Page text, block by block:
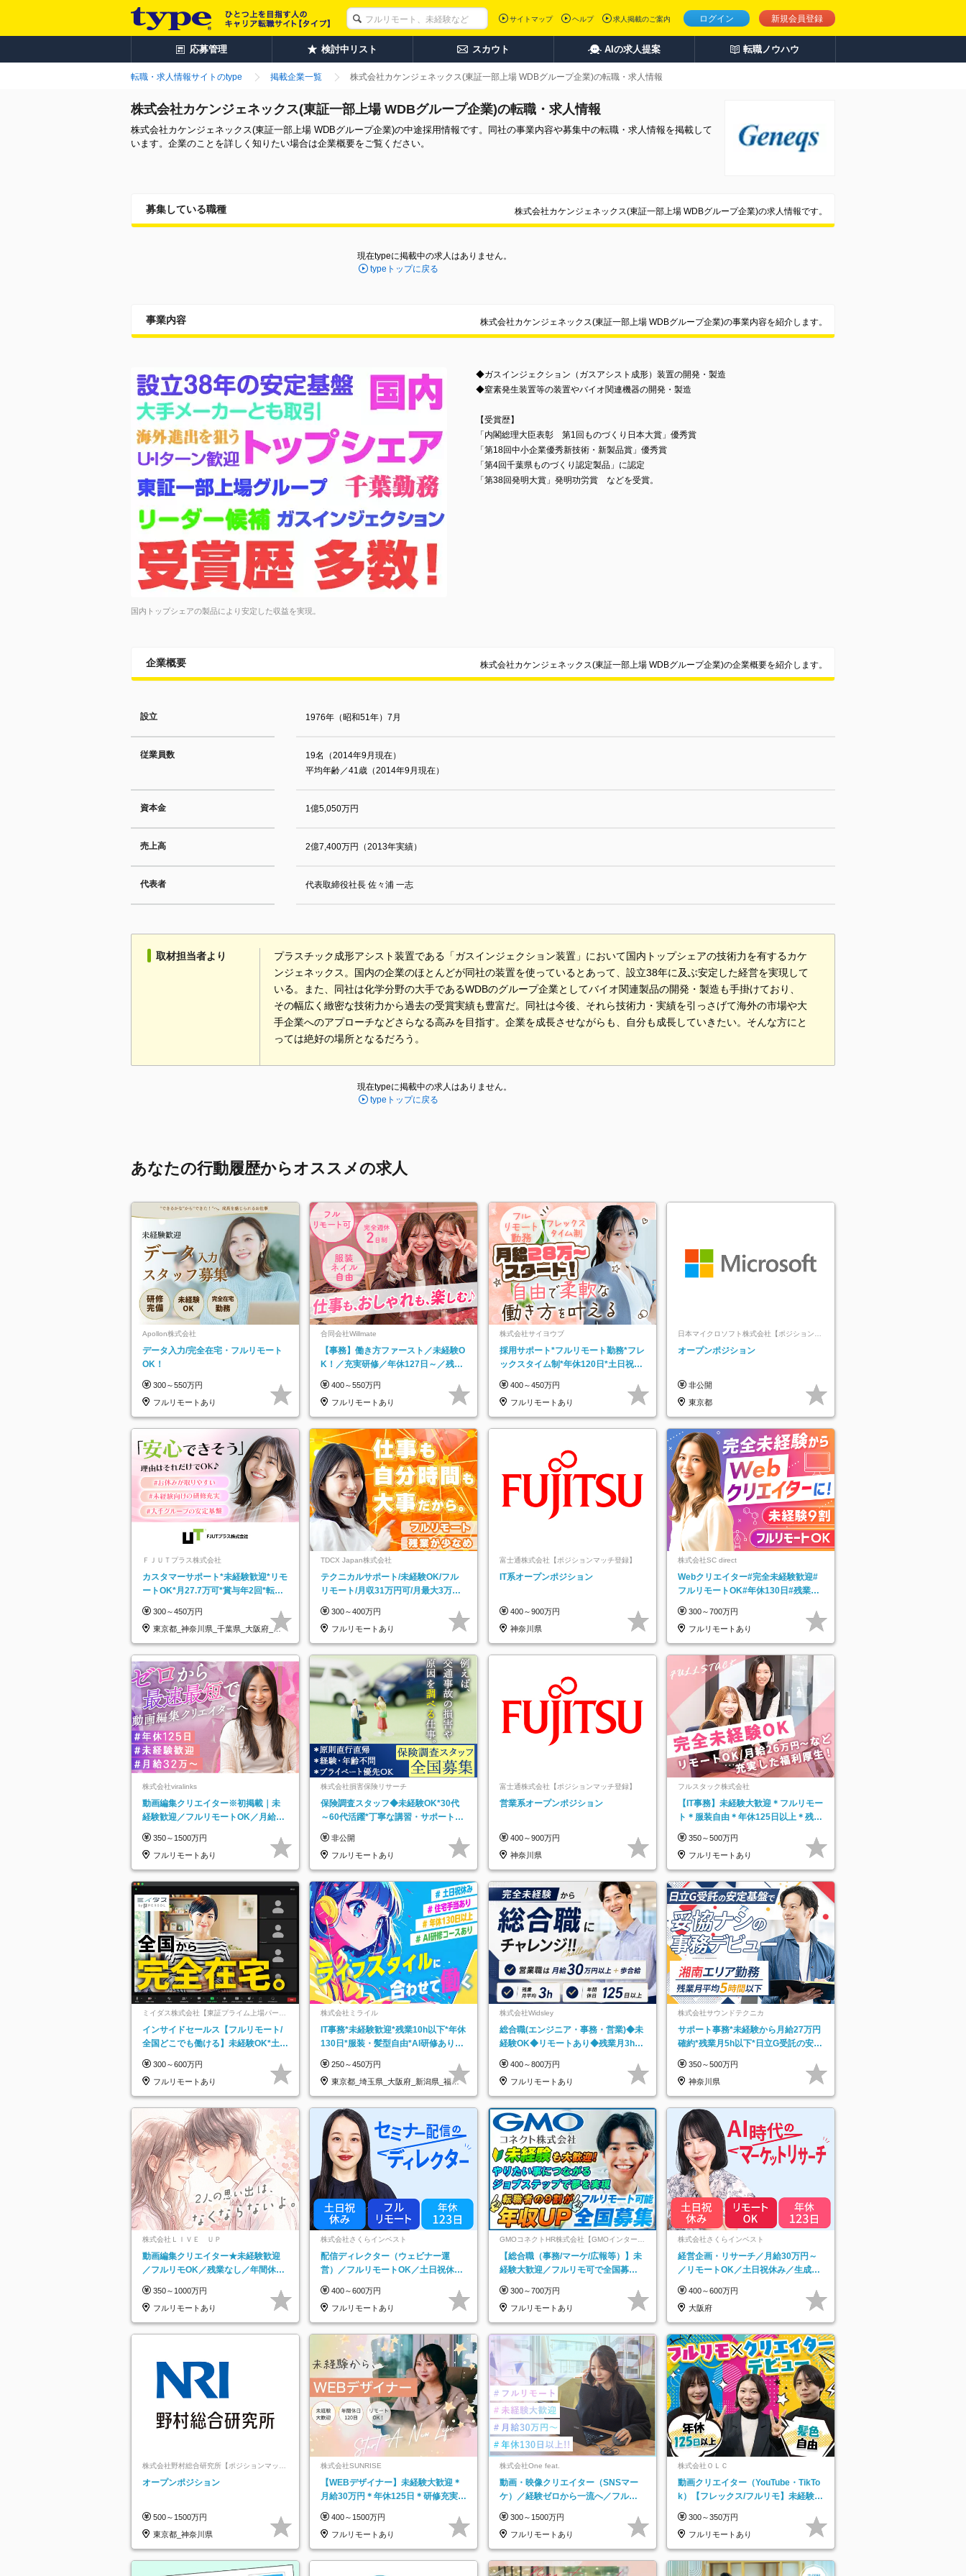
ログイン 新規会員登録
サイトマップ ヘルプ 求人掲載のご案内
応募管理 検討中リスト スカウト AIの求人提案 転職ノウハウ
転職・求人情報サイトのtype 掲載企業一覧 株式会社カケンジェネックス(東証一部上場 WDBグループ企業)の転職・求人情報
株式会社カケンジェネックス(東証一部上場 WDBグループ企業)の転職・求人情報
株式会社カケンジェネックス(東証一部上場 WDBグループ企業)の中途採用情報です。同社の事業内容や募集中の転職・求人情報を掲載して
います。企業のことを詳しく知りたい場合は企業概要をご覧ください。
募集している職種 株式会社カケンジェネックス(東証一部上場 WDBグループ企業)の求人情報です。
現在typeに掲載中の求人はありません。
typeトップに戻る
事業内容 株式会社カケンジェネックス(東証一部上場 WDBグループ企業)の事業内容を紹介します。
国内トップシェアの製品により安定した収益を実現。
◆ガスインジェクション（ガスアシスト成形）装置の開発・製造
◆窒素発生装置等の装置やバイオ関連機器の開発・製造
【受賞歴】
「内閣総理大臣表彰 第1回ものづくり日本大賞」優秀賞
「第18回中小企業優秀新技術・新製品賞」優秀賞
「第4回千葉県ものづくり認定製品」に認定
「第38回発明大賞」発明功労賞 などを受賞。
企業概要 株式会社カケンジェネックス(東証一部上場 WDBグループ企業)の企業概要を紹介します。
設立 1976年（昭和51年）7月
従業員数
19名（2014年9月現在）
平均年齢／41歳（2014年9月現在）
資本金 1億5,050万円
売上高 2億7,400万円（2013年実績）
代表者 代表取締役社長 佐々浦 一志
取材担当者より
プラスチック成形アシスト装置である「ガスインジェクション装置」において国内トップシェアの技術力を有するカケ
ンジェネックス。国内の企業のほとんどが同社の装置を使っているとあって、設立38年に及ぶ安定した経営を実現して
いる。また、同社は化学分野の大手であるWDBのグループ企業としてバイオ関連製品の開発・製造も手掛けており、
その幅広く緻密な技術力から過去の受賞実績も豊富だ。同社は今後、それら技術力・実績を引っさげて海外の市場や大
手企業へのアプローチなどさらなる高みを目指す。企業を成長させながらも、自分も成長していきたい。そんな方にと
っては絶好の場所となるだろう。
現在typeに掲載中の求人はありません。
typeトップに戻る
あなたの行動履歴からオススメの求人
Apollon株式会社
データ入力/完全在宅・フルリモート
OK！
300～550万円
フルリモートあり
合同会社Willmate
【事務】働き方ファースト／未経験O
K！／充実研修／年休127日～／残業
400～550万円
フルリモートあり
株式会社サイヨウブ
採用サポート*フルリモート勤務*フレ
ックスタイム制*年休120日*土日祝休
400～450万円
フルリモートあり
日本マイクロソフト株式会社【ポジションマ
ッチ登録】
オープンポジション
非公開
東京都
ＦＪＵＴプラス株式会社
カスタマーサポート*未経験歓迎*リモ
ートOK*月27.7万可*賞与年2回*転勤
300～450万円
東京都_神奈川県_千葉県_大阪府_愛
知県…
TDCX Japan株式会社
テクニカルサポート/未経験OK/フル
リモート/月収31万円可/月最大3万の
300～400万円
フルリモートあり
富士通株式会社【ポジションマッチ登録】
IT系オープンポジション
400～900万円
神奈川県
株式会社SC direct
Webクリエイター#完全未経験歓迎#
フルリモートOK#年休130日#残業月
300～700万円
フルリモートあり
株式会社viralinks
動画編集クリエイター※初掲載｜未
経験歓迎／フルリモートOK／月給32
350～1500万円
フルリモートあり
株式会社損害保険リサーチ
保険調査スタッフ◆未経験OK*30代
～60代活躍*丁寧な講習・サポートあ
託
非公開
フルリモートあり
富士通株式会社【ポジションマッチ登録】
営業系オープンポジション
400～900万円
神奈川県
フルスタック株式会社
【IT事務】未経験大歓迎＊フルリモー
ト＊服装自由＊年休125日以上＊残業
350～500万円
フルリモートあり
ミイダス株式会社【東証プライム上場パーソ
インサイドセールス【フルリモート/
全国どこでも働ける】未経験OK*土日
300～600万円
フルリモートあり
株式会社ミライル
IT事務*未経験歓迎*残業10h以下*年休
130日*服装・髪型自由*AI研修あり*
250～450万円
東京都_埼玉県_大阪府_新潟県_福岡
県
株式会社Widsley
総合職(エンジニア・事務・営業)◆未
経験OK◆リモートあり◆残業月3h◆
400～800万円
フルリモートあり
株式会社サウンドテクニカ
サポート事務*未経験から月給27万円
確約*残業月5h以下*日立G受託の安定
350～500万円
神奈川県
株式会社ＬＩＶＥ ＵＰ
動画編集クリエイター★未経験歓迎
／フルリモOK／残業なし／年間休日
実で安心
350～1000万円
フルリモートあり
株式会社さくらインベスト
配信ディレクター（ウェビナー運
営）／フルリモートOK／土日祝休み
400～600万円
フルリモートあり
GMOコネクトHR株式会社【GMOインターネ
ットグループ】
【総合職（事務/マーケ/広報等）】未
経験大歓迎／フルリモ可で全国募
★
300～700万円
フルリモートあり
株式会社さくらインベスト
経営企画・リサーチ／月給30万円～
／リモートOK／土日祝休み／生成AI
400～600万円
大阪府
株式会社野村総合研究所【ポジションマッチ
オープンポジション
500～1500万円
東京都_神奈川県
株式会社SUNRISE
【WEBデザイナー】未経験大歓迎＊
月給30万円＊年休125日＊研修充実＊
400～1500万円
フルリモートあり
株式会社One feat.
動画・映像クリエイター（SNSマー
ケ）／経験ゼロから一流へ／フルリ
日以上
300～1500万円
フルリモートあり
株式会社ＯＬＣ
動画クリエイター（YouTube・TikTo
k）【フレックス/フルリモ】未経験O
300～350万円
フルリモートあり